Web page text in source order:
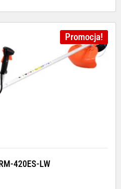
Promocja!
420ES-LW